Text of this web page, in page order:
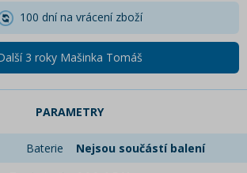
100 dní na vrácení zboží
3 roky Mašinka Tomáš
PARAMETRY
Baterie
Nejsou součástí balení